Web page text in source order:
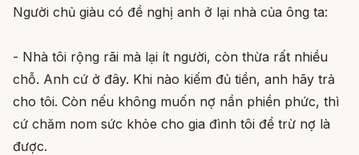
Người chủ giàu có đề nghị anh ở lại nhà của ông ta:
- Nhà tôi rộng rãi mà lại ít người, còn thừa rất nhiều
chỗ. Anh cứ ở đây. Khi nào kiếm đủ tiền, anh hãy trả
cho tôi. Còn nếu không muốn nợ nần phiền phức, thì
cứ chăm nom sức khỏe cho gia đình tôi để trừ nợ là
được.